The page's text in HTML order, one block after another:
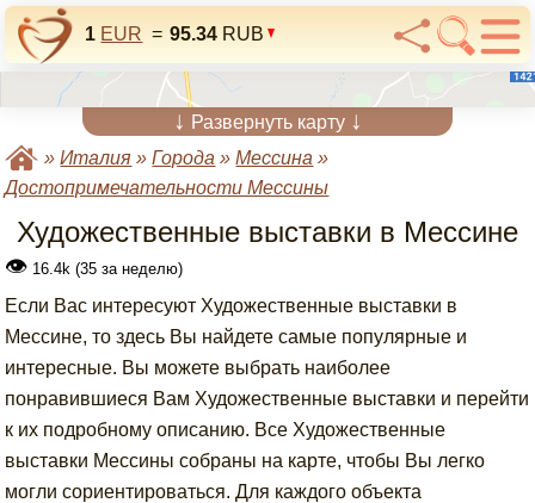
1 EUR = 95.34 RUB
↓ Развернуть карту ↓
»Италия »Города »Мессина »
Достопримечательности Мессины
Художественные выставки в Мессине
👁 16.4k (35 за неделю)
Если Вас интересуют Художественные выставки в
Мессине, то здесь Вы найдете самые популярные и
интересные. Вы можете выбрать наиболее
понравившиеся Вам Художественные выставки и перейти
к их подробному описанию. Все Художественные
выставки Мессины собраны на карте, чтобы Вы легко
могли сориентироваться. Для каждого объекта